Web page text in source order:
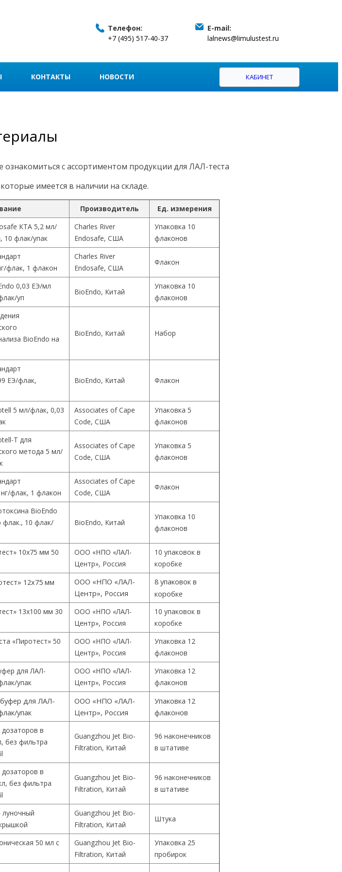
Телефон:
+7 (495) 517-40-37
E-mail:
lalnews@limulustest.ru
КОНТАКТЫ НОВОСТИ КАБИНЕТ
с ассортиментом продукции для ЛАЛ-теста
имеется в наличии на складе.
Производитель Ед. измерения
КТА 5,2 мл/
10 флак/упак
Charles River
Endosafe, США
Упаковка 10
флаконов
флак, 1 флакон
Charles River
Endosafe, США
Флакон
0,03 ЕЭ/мл
уп
BioEndo, Китай
Упаковка 10
флаконов
BioEndo на
BioEndo, Китай Набор
ЕЭ/флак,
BioEndo, Китай Флакон
5 мл/флак, 0,03
Associates of Cape
Code, США
Упаковка 5
флаконов
T для
метода 5 мл/
Associates of Cape
Code, США
Упаковка 5
флаконов
флак, 1 флакон
Associates of Cape
Code, США
Флакон
BioEndo
флак., 10 флак/
BioEndo, Китай
Упаковка 10
флаконов
10х75 мм 50
ООО «НПО «ЛАЛ-
Центр», Россия
10 упаковок в
коробке
12х75 мм
ООО «НПО «ЛАЛ-
Центр», Россия
8 упаковок в
коробке
13х100 мм 30
ООО «НПО «ЛАЛ-
Центр», Россия
10 упаковок в
коробке
«Пиротест» 50
ООО «НПО «ЛАЛ-
Центр», Россия
Упаковка 12
флаконов
для ЛАЛ-
упак
ООО «НПО «ЛАЛ-
Центр», Россия
Упаковка 12
флаконов
для ЛАЛ-
упак
ООО «НПО «ЛАЛ-
Центр», Россия
Упаковка 12
флаконов
в
без фильтра
Guangzhou Jet Bio-
Filtration, Китай
96 наконечников
в штативе
в
без фильтра
Guangzhou Jet Bio-
Filtration, Китай
96 наконечников
в штативе
Guangzhou Jet Bio-
Filtration, Китай
Штука
50 мл с
Guangzhou Jet Bio-
Filtration, Китай
Упаковка 25
пробирок